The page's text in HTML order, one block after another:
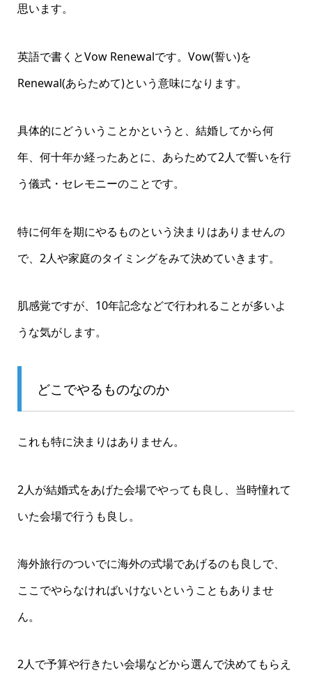
思います。
英語で書くとVow Renewalです。Vow(誓い)を
Renewal(あらためて)という意味になります。
具体的にどういうことかというと、結婚してから何
年、何十年か経ったあとに、あらためて2人で誓いを行
う儀式・セレモニーのことです。
特に何年を期にやるものという決まりはありませんの
で、2人や家庭のタイミングをみて決めていきます。
肌感覚ですが、10年記念などで行われることが多いよ
うな気がします。
どこでやるものなのか
これも特に決まりはありません。
2人が結婚式をあげた会場でやっても良し、当時憧れて
いた会場で行うも良し。
海外旅行のついでに海外の式場であげるのも良しで、
ここでやらなければいけないということもありませ
ん。
2人で予算や行きたい会場などから選んで決めてもらえ